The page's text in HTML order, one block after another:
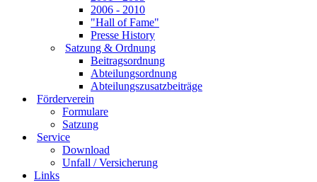
2006 - 2010
"Hall of Fame"
Presse History
Satzung & Ordnung
Beitragsordnung
Abteilungsordnung
Abteilungszusatzbeiträge
Förderverein
Formulare
Satzung
Service
Download
Unfall / Versicherung
Links